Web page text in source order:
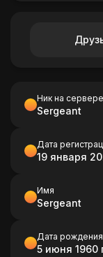
Ник на сервере
Sergeant
Дата
19 января
Имя
Sergeant
Дата рождения
5 июня 1960